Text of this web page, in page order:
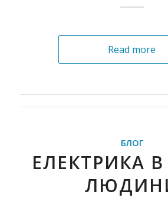
Read more
БЛОГ
ЕЛЕКТРИКА